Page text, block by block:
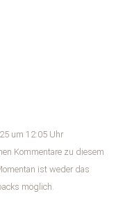
um 12:05 Uhr
Kommentare zu diesem
ist weder das
möglich.